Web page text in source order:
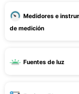
Medidores e
de medición
Fuentes de luz